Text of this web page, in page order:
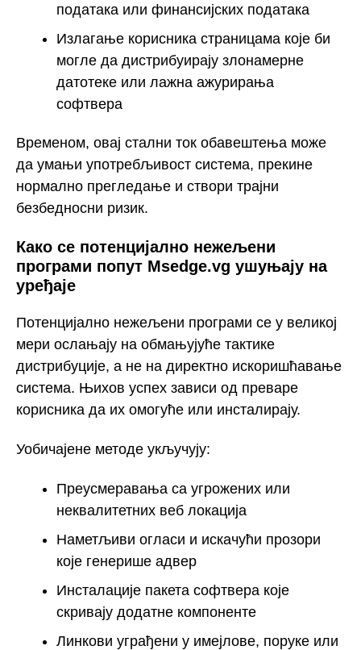
података или финансијских података
Излагање корисника страницама које би
могле да дистрибуирају злонамерне
датотеке или лажна ажурирања
софтвера
Временом, овај стални ток обавештења може
да умањи употребљивост система, прекине
нормално прегледање и створи трајни
безбедносни ризик.
Како се потенцијално нежељени
програми попут Msedge.vg ушуњају на
уређаје
Потенцијално нежељени програми се у великој
мери ослањају на обмањујуће тактике
дистрибуције, а не на директно искоришћавање
система. Њихов успех зависи од преваре
корисника да их омогуће или инсталирају.
Уобичајене методе укључују:
Преусмеравања са угрожених или
неквалитетних веб локација
Наметљиви огласи и искачући прозори
које генерише адвер
Инсталације пакета софтвера које
скривају додатне компоненте
Линкови уграђени у имејлове, поруке или